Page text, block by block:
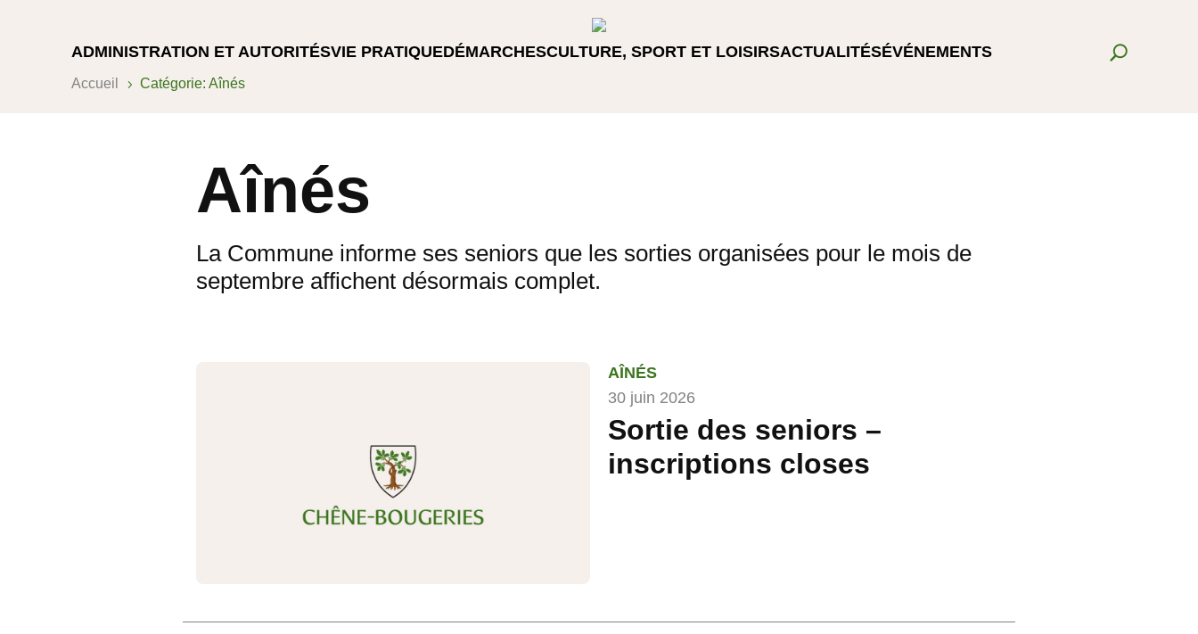
ADMINISTRATION ET AUTORITÉSVIE PRATIQUEDÉMARCHESCULTURE, SPORT ET LOISIRSACTUALITÉSÉVÉNEMENTS
Accueil 5 Catégorie: Aînés
Aînés
La Commune informe ses seniors que les sorties organisées pour le mois de
septembre affichent désormais complet.
AÎNÉS
30 juin 2026
Sortie des seniors –
inscriptions closes